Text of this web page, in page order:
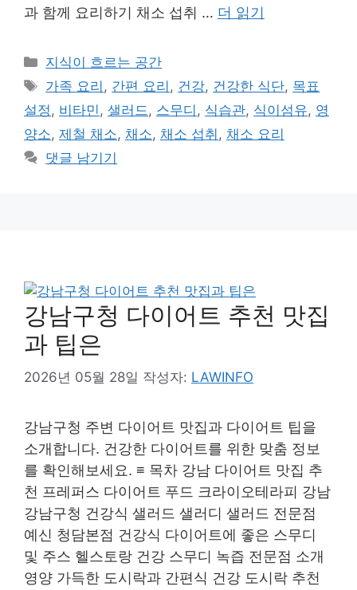
과 함께 요리하기 채소 섭취 … 더 읽기
카
테
리
지식이 흐르는 공간
태
그
가족 요리 , 간편 요리 , 건강, 건강한 식단, 목표
설정, 비타민, 샐러드, 스무디 , 식습관, 식이섬유, 영
양소, 제철 채소, 채소, 채소 섭취 , 채소 요리
댓글 남기기
강남구청 다이어트 추천 맛집
과 팁은
2026년 05월 28일 작성자: LAWINFO
강남구청 주변 다이어트 맛집과 다이어트 팁을
소개합니다. 건강한 다이어트를 위한 맞춤 정보
를 확인해보세요. ≡ 목차 강남 다이어트 맛집 추
천 프레퍼스 다이어트 푸드 크라이오테라피 강남
강남구청 건강식 샐러드 샐러디 샐러드 전문점
예신 청담본점 건강식 다이어트에 좋은 스무디
및 주스 헬스토랑 건강 스무디 녹즙 전문점 소개
영양 가득한 도시락과 간편식 건강 도시락 추천